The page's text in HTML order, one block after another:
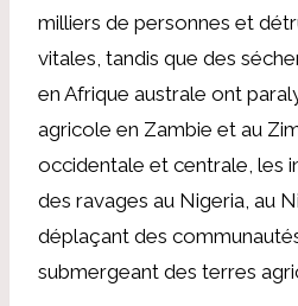
milliers de personnes et
vitales, tandis que des
en Afrique australe ont
agricole en Zambie et au
occidentale et centrale, les
des ravages au Nigeria, au
déplaçant des
submergeant des terres